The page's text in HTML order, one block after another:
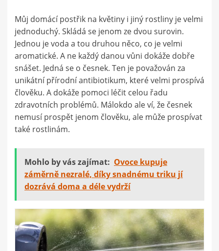
Můj domácí postřik na květiny i jiný rostliny je velmi
jednoduchý. Skládá se jenom ze dvou surovin.
Jednou je voda a tou druhou něco, co je velmi
aromatické. A ne každý danou vůni dokáže dobře
snášet. Jedná se o česnek. Ten je považován za
unikátní přírodní antibiotikum, které velmi prospívá
člověku. A dokáže pomoci léčit celou řadu
zdravotních problémů. Málokdo ale ví, že česnek
nemusí prospět jenom člověku, ale může prospívat
také rostlinám.
Mohlo by vás zajímat: Ovoce kupuje
záměrně nezralé, díky snadnému triku jí
dozrává doma a déle vydrží